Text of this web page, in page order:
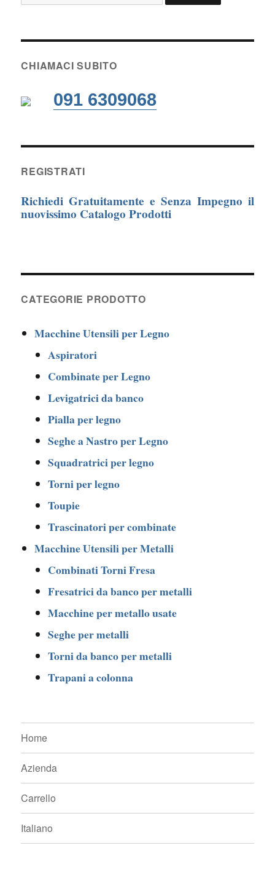
CHIAMACI SUBITO
091 6309068
REGISTRATI
Richiedi Gratuitamente e Senza Impegno il
nuovissimo Catalogo Prodotti
CATEGORIE PRODOTTO
Macchine Utensili per Legno
Aspiratori
Combinate per Legno
Levigatrici da banco
Pialla per legno
Seghe a Nastro per Legno
Squadratrici per legno
Torni per legno
Toupie
Trascinatori per combinate
Macchine Utensili per Metalli
Combinati Torni Fresa
Fresatrici da banco per metalli
Macchine per metallo usate
Seghe per metalli
Torni da banco per metalli
Trapani a colonna
Home
Azienda
Carrello
Italiano